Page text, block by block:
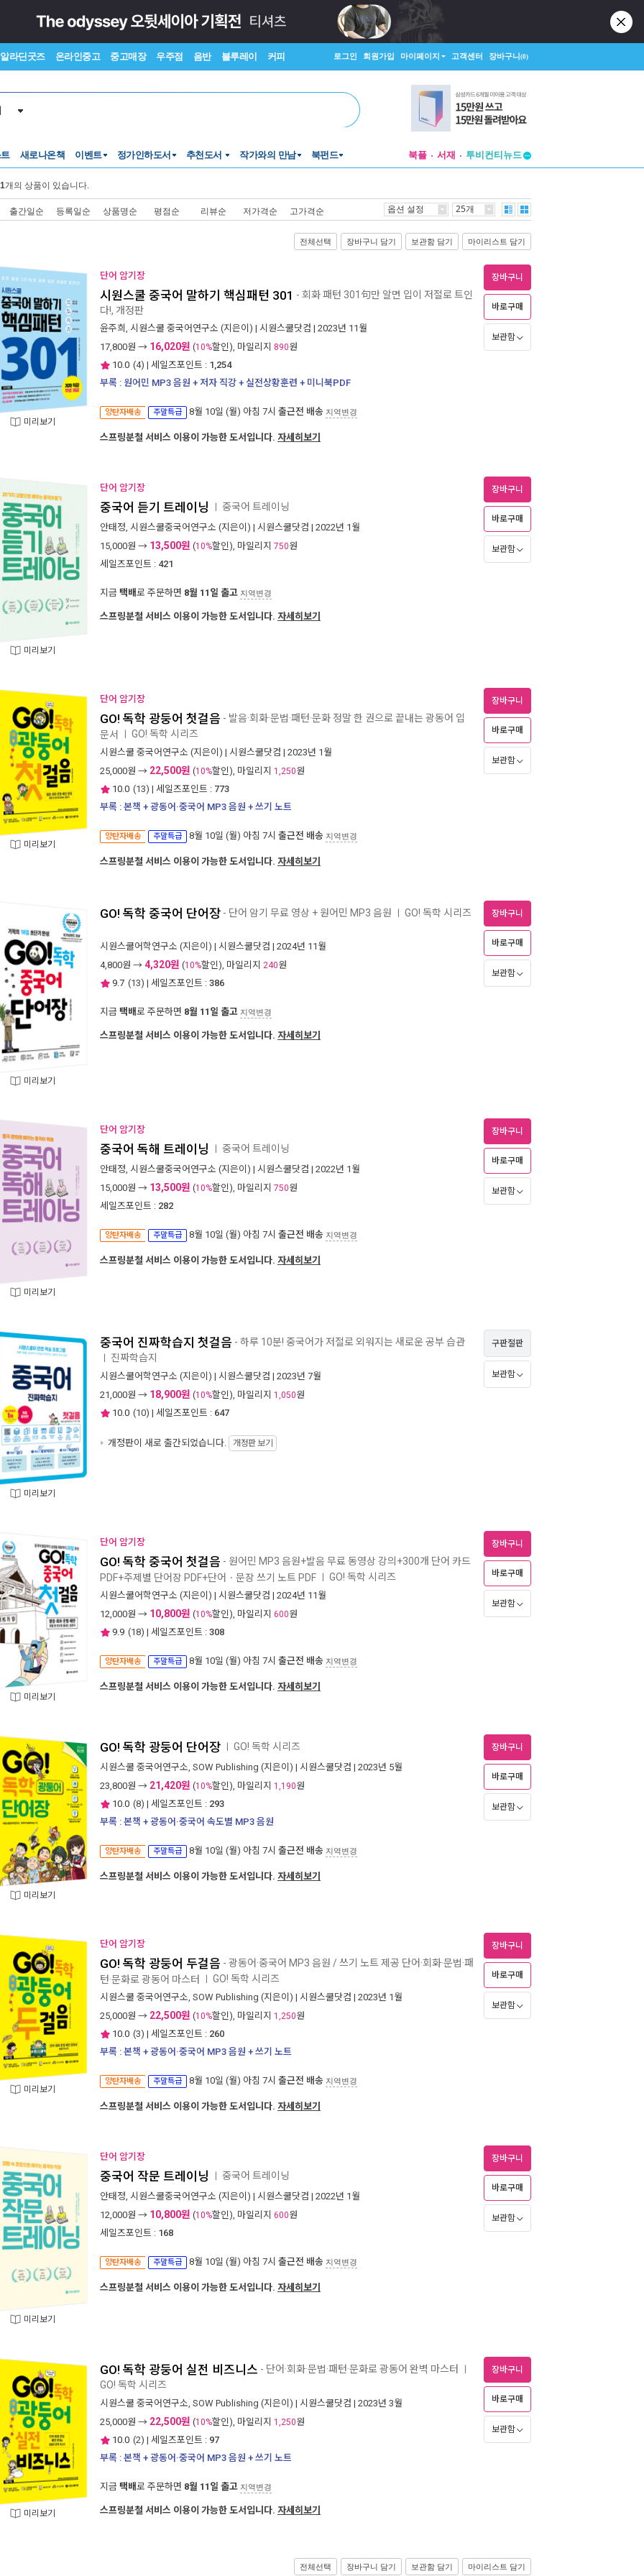
알라딘굿즈 온라인중고 중고매장 우주점 음반 블루레이 커피 로그인 회원가입 마이페이지 고객센터 장바구니(0)
새로나온책 이벤트 정가인하도서 추천도서 작가와의 만남 북펀드 북플 서재
투비컨티뉴드
개의 상품이 있습니다.
출간일순 등록일순 상품명순 평점순 리뷰순 저가격순 고가격순 옵션 설정 25개
전체선택 장바구니 담기 보관함 담기 마이리스트 담기
미리보기
단어 암기장
시원스쿨 중국어 말하기 핵심패턴 301 - 회화 패턴 301句만 알면 입이 저절로 트인
다!, 개정판
윤주희 , 시원스쿨 중국어연구소 (지은이) | 시원스쿨닷컴 | 2023년 11월
17,800원 → 16,020원 (10%할인), 마일리지 890원
10.0 (4) | 세일즈포인트 : 1,254
부록 : 원어민 MP3 음원 + 저자 직강 + 실전상황훈련 + 미니북PDF
양탄자배송 주말특급 8월 10일 (월) 아침 7시 출근전 배송 지역변경
장바구니
바로구매
보관함
스프링분철 서비스 이용이 가능한 도서입니다. 자세히보기
미리보기
단어 암기장
중국어 듣기 트레이닝 중국어 트레이닝
안태정, 시원스쿨중국어연구소 (지은이) | 시원스쿨닷컴 | 2022년 1월
15,000원 → 13,500원 (10%할인), 마일리지 750원
세일즈포인트 : 421
지금 택배로 주문하면 8월 11일 출고 지역변경
장바구니
바로구매
보관함
스프링분철 서비스 이용이 가능한 도서입니다. 자세히보기
미리보기
단어 암기장
GO! 독학 광둥어 첫걸음 - 발음·회화·문법·패턴·문화 정말 한 권으로 끝내는 광동어 입
문서 GO! 독학 시리즈
시원스쿨 중국어연구소 (지은이) | 시원스쿨닷컴 | 2023년 1월
25,000원 → 22,500원 (10%할인), 마일리지 1,250원
10.0 (13) | 세일즈포인트 : 773
부록 : 본책 + 광동어·중국어 MP3 음원 + 쓰기 노트
양탄자배송 주말특급 8월 10일 (월) 아침 7시 출근전 배송 지역변경
장바구니
바로구매
보관함
스프링분철 서비스 이용이 가능한 도서입니다. 자세히보기
미리보기
GO! 독학 중국어 단어장 - 단어 암기 무료 영상 + 원어민 MP3 음원 GO! 독학 시리즈
시원스쿨어학연구소 (지은이) | 시원스쿨닷컴 | 2024년 11월
4,800원 → 4,320원 (10%할인), 마일리지 240원
9.7 (13) | 세일즈포인트 : 386
지금 택배로 주문하면 8월 11일 출고 지역변경
장바구니
바로구매
보관함
스프링분철 서비스 이용이 가능한 도서입니다. 자세히보기
미리보기
단어 암기장
중국어 독해 트레이닝 중국어 트레이닝
안태정, 시원스쿨중국어연구소 (지은이) | 시원스쿨닷컴 | 2022년 1월
15,000원 → 13,500원 (10%할인), 마일리지 750원
세일즈포인트 : 282
양탄자배송 주말특급 8월 10일 (월) 아침 7시 출근전 배송 지역변경
장바구니
바로구매
보관함
스프링분철 서비스 이용이 가능한 도서입니다. 자세히보기
미리보기
중국어 진짜학습지 첫걸음 - 하루 10분! 중국어가 저절로 외워지는 새로운 공부 습관
진짜학습지
시원스쿨어학연구소 (지은이) | 시원스쿨닷컴 | 2023년 7월
21,000원 → 18,900원 (10%할인), 마일리지 1,050원
10.0 (10) | 세일즈포인트 : 647
개정판이 새로 출간되었습니다. 개정판 보기
구판절판
보관함
미리보기
단어 암기장
GO! 독학 중국어 첫걸음 - 원어민 MP3 음원+발음 무료 동영상 강의+300개 단어 카드
PDF+주제별 단어장 PDF+단어ㆍ문장 쓰기 노트 PDF GO! 독학 시리즈
시원스쿨어학연구소 (지은이) | 시원스쿨닷컴 | 2024년 11월
12,000원 → 10,800원 (10%할인), 마일리지 600원
9.9 (18) | 세일즈포인트 : 308
양탄자배송 주말특급 8월 10일 (월) 아침 7시 출근전 배송 지역변경
장바구니
바로구매
보관함
스프링분철 서비스 이용이 가능한 도서입니다. 자세히보기
미리보기
GO! 독학 광둥어 단어장 GO! 독학 시리즈
시원스쿨 중국어연구소, SOW Publishing (지은이) | 시원스쿨닷컴 | 2023년 5월
23,800원 → 21,420원 (10%할인), 마일리지 1,190원
10.0 (8) | 세일즈포인트 : 293
부록 : 본책 + 광동어·중국어 속도별 MP3 음원
양탄자배송 주말특급 8월 10일 (월) 아침 7시 출근전 배송 지역변경
장바구니
바로구매
보관함
스프링분철 서비스 이용이 가능한 도서입니다. 자세히보기
미리보기
단어 암기장
GO! 독학 광둥어 두걸음 - 광동어·중국어 MP3 음원 / 쓰기 노트 제공 단어·회화·문법·패
턴·문화로 광동어 마스터 GO! 독학 시리즈
시원스쿨 중국어연구소, SOW Publishing (지은이) | 시원스쿨닷컴 | 2023년 1월
25,000원 → 22,500원 (10%할인), 마일리지 1,250원
10.0 (3) | 세일즈포인트 : 260
부록 : 본책 + 광동어·중국어 MP3 음원 + 쓰기 노트
양탄자배송 주말특급 8월 10일 (월) 아침 7시 출근전 배송 지역변경
장바구니
바로구매
보관함
스프링분철 서비스 이용이 가능한 도서입니다. 자세히보기
미리보기
단어 암기장
중국어 작문 트레이닝 중국어 트레이닝
안태정, 시원스쿨중국어연구소 (지은이) | 시원스쿨닷컴 | 2022년 1월
12,000원 → 10,800원 (10%할인), 마일리지 600원
세일즈포인트 : 168
양탄자배송 주말특급 8월 10일 (월) 아침 7시 출근전 배송 지역변경
장바구니
바로구매
보관함
스프링분철 서비스 이용이 가능한 도서입니다. 자세히보기
미리보기
GO! 독학 광둥어 실전 비즈니스 - 단어·회화·문법·패턴·문화로 광동어 완벽 마스터
GO! 독학 시리즈
시원스쿨 중국어연구소, SOW Publishing (지은이) | 시원스쿨닷컴 | 2023년 3월
25,000원 → 22,500원 (10%할인), 마일리지 1,250원
10.0 (2) | 세일즈포인트 : 97
부록 : 본책 + 광동어·중국어 MP3 음원 + 쓰기 노트
지금 택배로 주문하면 8월 11일 출고 지역변경
장바구니
바로구매
보관함
스프링분철 서비스 이용이 가능한 도서입니다. 자세히보기
전체선택 장바구니 담기 보관함 담기 마이리스트 담기